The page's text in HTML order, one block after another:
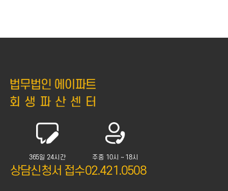
365일 24시간
상담신청서 접수
주중 10시 ~ 18시
02.421.0508